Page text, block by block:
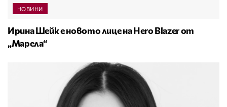
НОВИНИ
Ирина Шейк е новото лице на Hero Blazer от
„Марела“